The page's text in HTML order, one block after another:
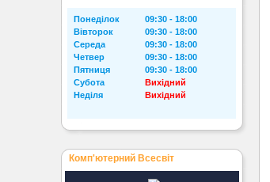
Понеділок
09:30 - 18:00
Вівторок
09:30 - 18:00
Середа
09:30 - 18:00
Четвер
09:30 - 18:00
Пятниця
09:30 - 18:00
Субота
Вихідний
Неділя
Вихідний
Комп'ютерний Всесвіт